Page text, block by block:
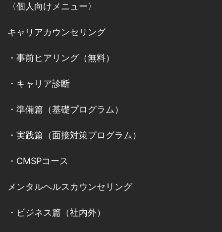
〈個人向けメニュー〉
キャリアカウンセリング
・ 事前ヒアリング（無料）
・ キャリア診断
・ 準備篇（基礎プログラム）
・ 実践篇（面接対策プログラム）
・ CMSPコース
メンタルヘルスカウンセリング
・ ビジネス篇（社内外）